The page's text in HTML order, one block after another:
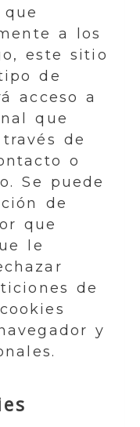
a los
este sitio
de
acceso a
que
de
o
Se puede
de
que
le
de
y